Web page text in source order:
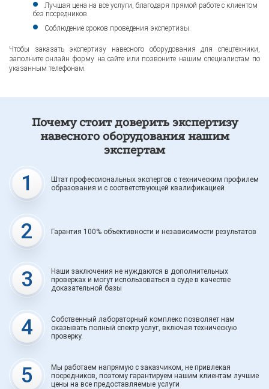
Лучшая цена на все услуги, благодаря прямой работе с клиентом
без посредников.
Соблюдение сроков проведения экспертизы.
Чтобы заказать экспертизу навесного оборудования для спецтехники,
заполните онлайн форму на сайте или позвоните нашим специалистам по
указанным телефонам.
Почему стоит доверить экспертизу
навесного оборудования нашим
экспертам
1
Штат профессиональных экспертов с техническим профилем
образования и с соответствующей квалификацией
2 Гарантия 100% объективности и независимости результатов
3
Наши заключения не нуждаются в дополнительных
проверках и могут использоваться в суде в качестве
доказательной базы
4
Собственный лабораторный комплекс позволяет нам
оказывать полный спектр услуг, включая техническую
проверку.
5
Мы работаем напрямую с заказчиком, не привлекая
посредников, поэтому гарантируем нашим клиентам лучшие
цены на все предоставляемые услуги